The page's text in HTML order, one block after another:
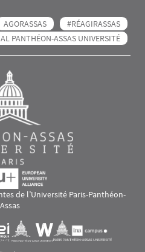
AGORASSAS
#RÉAGIRASSAS
PANTHÉON-ASSAS UNIVERSITÉ
de l’Université Paris-Panthéon-
Assas
Visuel svgVisuel svg